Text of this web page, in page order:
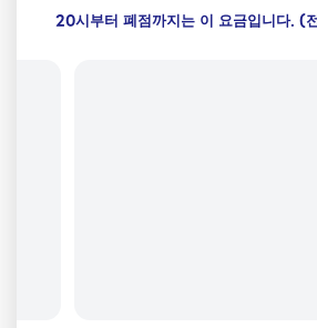
20시부터 폐점까지는 이 요금입니다. (